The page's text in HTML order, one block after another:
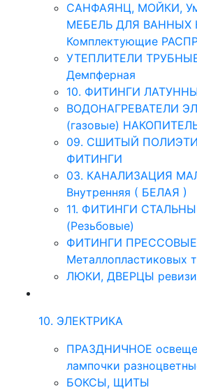
САНФАЯНЦ, МОЙКИ,
МЕБЕЛЬ ДЛЯ ВАННЫХ
Комплектующие
УТЕПЛИТЕЛИ
Демпферная
10. ФИТИНГИ
ВОДОНАГРЕВАТЕЛИ
(газовые)
09. СШИТЫЙ
ФИТИНГИ
03. КАНАЛИЗАЦИЯ
Внутренняя ( БЕЛАЯ )
11. ФИТИНГИ
(Резьбовые)
ФИТИНГИ ПРЕССОВЫЕ
Металлопластиковых
ЛЮКИ, ДВЕРЦЫ
10. ЭЛЕКТРИКА
ПРАЗДНИЧНОЕ
лампочки
БОКСЫ, ЩИТЫ